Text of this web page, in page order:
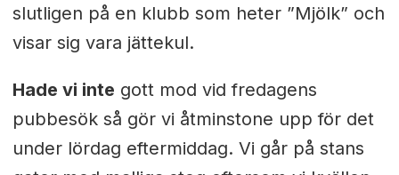
slutligen på en klubb som heter ”Mjölk” och
visar sig vara jättekul.
Hade vi inte gott mod vid fredagens
pubbesök så gör vi åtminstone upp för det
under lördag eftermiddag. Vi går på stans